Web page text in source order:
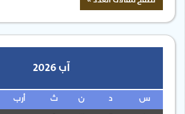
آب 2026
س ن ث أرب